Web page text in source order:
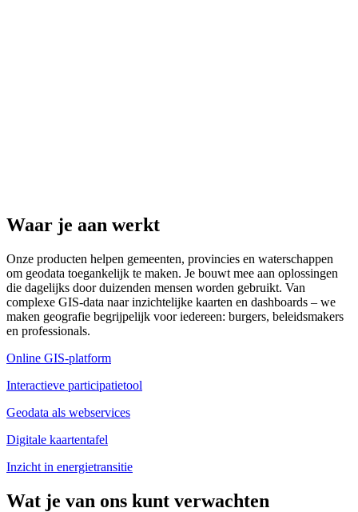
Waar je aan werkt
Onze producten helpen gemeenten, provincies en waterschappen
om geodata toegankelijk te maken. Je bouwt mee aan oplossingen
die dagelijks door duizenden mensen worden gebruikt. Van
complexe GIS-data naar inzichtelijke kaarten en dashboards – we
maken geografie begrijpelijk voor iedereen: burgers, beleidsmakers
en professionals.
Online GIS-platform
Interactieve participatietool
Geodata als webservices
Digitale kaartentafel
Inzicht in energietransitie
Wat je van ons kunt verwachten